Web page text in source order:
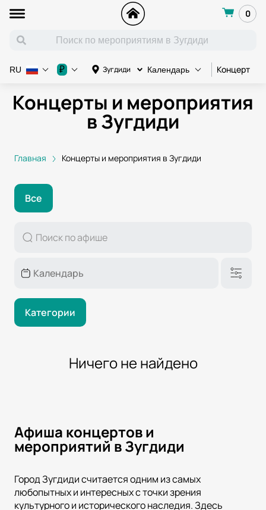
0
Зугдиди Календарь Концерт
RU ₽
Концерты и мероприятия
в Зугдиди
Главная Концерты и мероприятия в Зугдиди
Все
Категории
Ничего не найдено
Афиша концертов и
мероприятий в Зугдиди
Город Зугдиди считается одним из самых
любопытных и интересных с точки зрения
культурного и исторического наследия. Здесь